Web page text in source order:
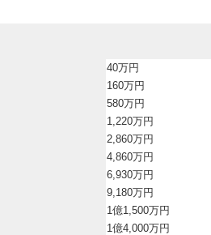
40万円
160万円
580万円
1,220万円
2,860万円
4,860万円
6,930万円
9,180万円
1億1,500万円
1億4,000万円